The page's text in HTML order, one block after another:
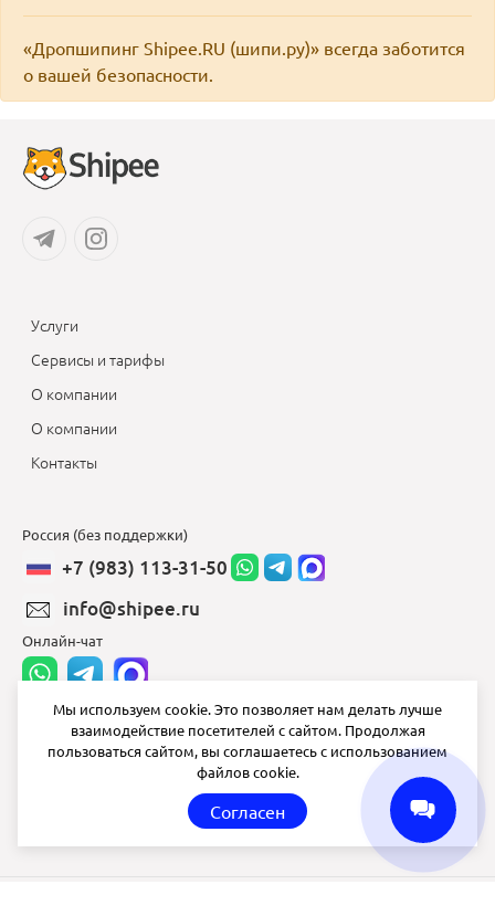
«Дропшипинг Shipee.RU (шипи.ру)» всегда заботится
о вашей безопасности.
Услуги
Сервисы и тарифы
О компании
О компании
Контакты
Россия (без поддержки)
+7 (983) 113-31-50
info@shipee.ru
Онлайн-чат
info@shipee.ru
СБ ВС выходной
Мы используем cookie. Это позволяет нам делать лучше
взаимодействие посетителей с сайтом. Продолжая
пользоваться сайтом, вы соглашаетесь с использованием
файлов cookie.
Согласен